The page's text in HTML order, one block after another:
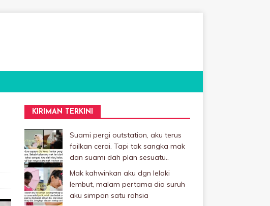
KIRIMAN TERKINI
Suami pergi outstation, aku terus
failkan cerai. Tapi tak sangka mak
dan suami dah plan sesuatu..
Mak kahwinkan aku dgn lelaki
Iembut, malam pertama dia suruh
aku simpan satu rahsia